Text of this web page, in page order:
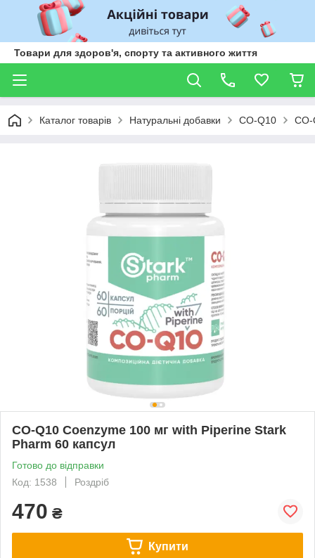
Товари для здоров'я, спорту та активного життя
Каталог товарів Натуральні добавки CO-Q10 CO-
CO-Q10 Coenzyme 100 мг with Piperine Stark
Pharm 60 капсул
Готово до відправки
Код: 1538
Роздріб
470 ₴
Купити